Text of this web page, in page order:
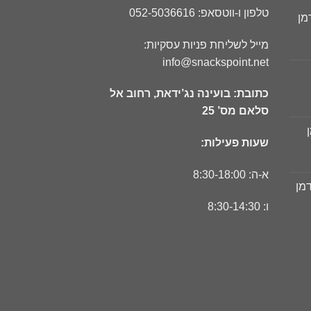
טלפון ו-ווטסאפ: 052-5036616
מייל לשליחת פניות עסקיות:
info@snackspoint.net
כתובת: בועינה נג’ידאת, רחוב אל
סלאם מס’ 25
שעות פעילות:
א-ה: 8:30-18:00
ו: 8:30-14:30